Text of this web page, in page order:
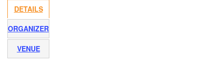
DETAILS
ORGANIZER
VENUE